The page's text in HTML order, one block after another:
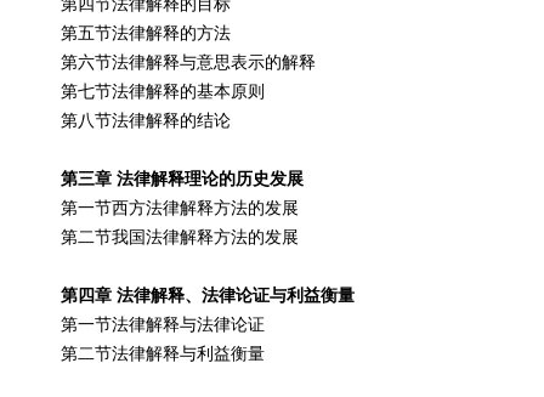
第五节法律解释的方法
第六节法律解释与意思表示的解释
第七节法律解释的基本原则
第八节法律解释的结论
第三章 法律解释理论的历史发展
第一节西方法律解释方法的发展
第二节我国法律解释方法的发展
第四章 法律解释、法律论证与利益衡量
第一节法律解释与法律论证
第二节法律解释与利益衡量